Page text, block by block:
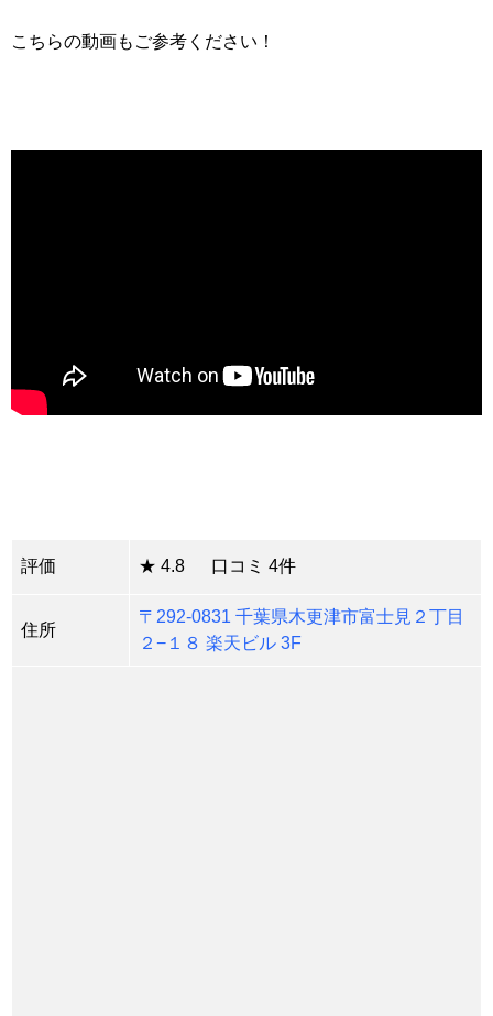
こちらの動画もご参考ください！
評価 ★ 4.8 口コミ 4件
住所
〒292-0831 千葉県木更津市富士見２丁目
２−１８ 楽天ビル 3F